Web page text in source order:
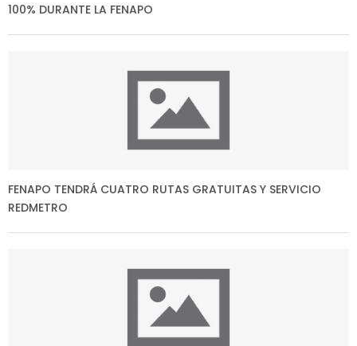
100% DURANTE LA FENAPO
FENAPO TENDRÁ CUATRO RUTAS GRATUITAS Y SERVICIO
REDMETRO